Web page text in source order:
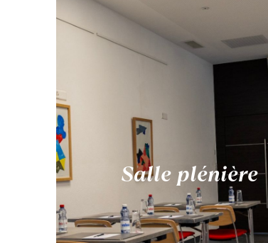
Salle plénière